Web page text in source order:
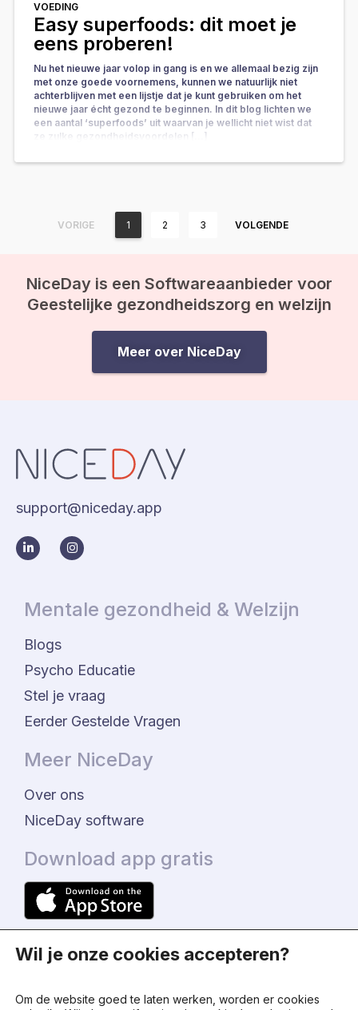
VOEDING
Easy superfoods: dit moet je
eens proberen!
Nu het nieuwe jaar volop in gang is en we allemaal bezig zijn
met onze goede voornemens, kunnen we natuurlijk niet
achterblijven met een lijstje dat je kunt gebruiken om het
nieuwe jaar écht gezond te beginnen. In dit blog lichten we
een aantal ‘superfoods’ uit waarvan je wellicht niet wist dat
ze zulke gezondheidsvoordelen […]
VORIGE 1 2 3 VOLGENDE
NiceDay is een Softwareaanbieder voor
Geestelijke gezondheidszorg en welzijn
Meer over NiceDay
support@niceday.app
Mentale gezondheid & Welzijn
Blogs
Psycho Educatie
Stel je vraag
Eerder Gestelde Vragen
Meer NiceDay
Over ons
NiceDay software
Download app gratis
Wil je onze cookies accepteren?
Om de website goed te laten werken, worden er cookies